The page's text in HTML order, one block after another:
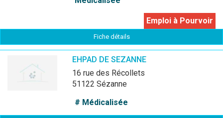
Emploi à Pourvoir
Fiche détails
EHPAD DE SEZANNE
16 rue des Récollets
51122 Sézanne
# Médicalisée